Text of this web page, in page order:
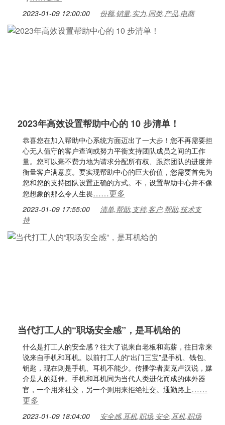
2023-01-09 12:00:00 份额,销量,实力,同类,产品,电商
2023年高效设置帮助中心的 10 步清单！
恭喜您在加入帮助中心系统方面迈出了一大步！您不再需要担
心无人值守的客户查询或努力平衡支持团队成员之间的工作
量。您可以毫不费力地为请求分配所有权、跟踪团队的进度并
衡量客户满意度。要实现帮助中心的巨大价值，您需要首先为
您和您的支持团队设置正确的方式。不，设置帮助中心并不像
您想象的那么令人生畏……更多
2023-01-09 17:55:00
清单,帮助,支持,客户,帮助,技术支
持
当代打工人的“职场安全感”，是耳机给的
什么是打工人的安全感？往大了说来自老板和高薪，往日常来
说来自手机和耳机。以前打工人的“出门三宝”是手机、钱包、
钥匙，现在则是手机、耳机不能少。传播学者麦克卢汉说，媒
介是人的延伸。手机和耳机同为当代人类进化而成的体外器
官，一个用来社交，另一个则用来拒绝社交。通勤路上……
更多
2023-01-09 18:04:00 安全感,耳机,职场,安全,耳机,职场